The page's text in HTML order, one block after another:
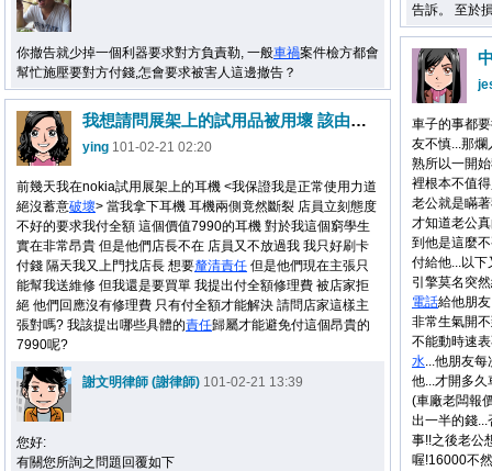
告訴。 至於
你撤告就少掉一個利器要求對方負責勒, 一般車禍案件檢方都會
幫忙施壓要對方付錢,怎會要求被害人這邊撤告？
車子的事都
友不慎...那爛
熟所以一開
裡根本不值
老公就是瞞
才知道老公
到他是這麼
付給他...以
引擎莫名突
電話給他朋
非常生氣開
不能動時速
水...他朋友
他...才開多久
(車廠老闆報
出一半的錢
事!!之後老公
喔!16000不
我想請問展架上的試用品被用壞 該由我負全部責任嗎?
ying 101-02-21 02:20
前幾天我在nokia試用展架上的耳機 <我保證我是正常使用力道
絕沒蓄意破壞> 當我拿下耳機 耳機兩側竟然斷裂 店員立刻態度
不好的要求我付全額 這個價值7990的耳機 對於我這個窮學生
實在非常昂貴 但是他們店長不在 店員又不放過我 我只好刷卡
付錢 隔天我又上門找店長 想要釐清責任 但是他們現在主張只
能幫我送維修 但我還是要買單 我提出付全額修理費 被店家拒
絕 他們回應沒有修理費 只有付全額才能解決 請問店家這樣主
張對嗎? 我該提出哪些具體的責任歸屬才能避免付這個昂貴的
7990呢?
謝文明律師 (謝律師) 101-02-21 13:39
您好:
有關您所詢之問題回覆如下